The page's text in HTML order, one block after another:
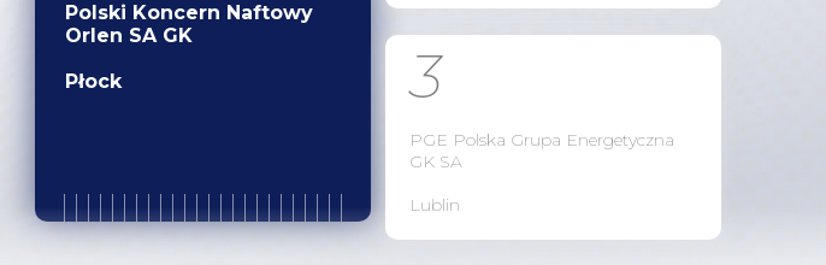
Polski Koncern Naftowy
Orlen SA GK
Płock
3
PGE Polska Grupa Energetyczna
GK SA
Lublin